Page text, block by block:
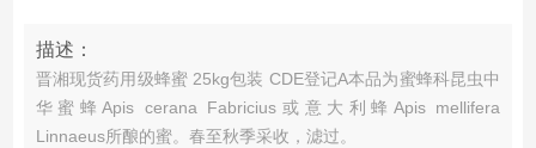
描述：
晋湘现货药用级蜂蜜 25kg包装 CDE登记A本品为蜜蜂科昆虫中
华蜜蜂Apis cerana Fabricius或意大利蜂Apis mellifera
Linnaeus所酿的蜜。春至秋季采收，滤过。